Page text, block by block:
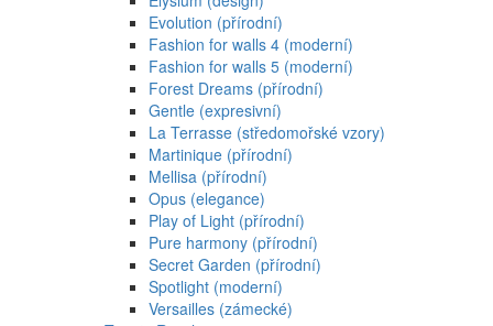
Evolution (přírodní)
Fashion for walls 4 (moderní)
Fashion for walls 5 (moderní)
Forest Dreams (přírodní)
Gentle (expresivní)
La Terrasse (středomořské vzory)
Martinique (přírodní)
Mellisa (přírodní)
Opus (elegance)
Play of Light (přírodní)
Pure harmony (přírodní)
Secret Garden (přírodní)
Spotlight (moderní)
Versailles (zámecké)